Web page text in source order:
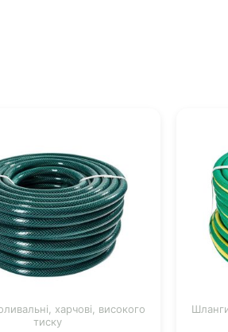
харчові, високого
тиску